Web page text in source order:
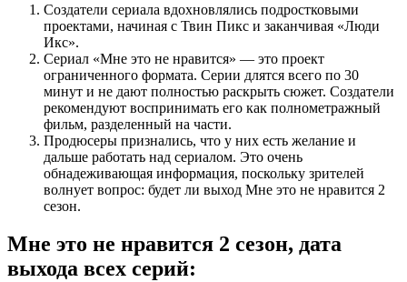
Создатели сериала вдохновлялись подростковыми
проектами, начиная с Твин Пикс и заканчивая «Люди
Икс».
Сериал «Мне это не нравится» — это проект
ограниченного формата. Серии длятся всего по 30
минут и не дают полностью раскрыть сюжет. Создатели
рекомендуют воспринимать его как полнометражный
фильм, разделенный на части.
Продюсеры признались, что у них есть желание и
дальше работать над сериалом. Это очень
обнадеживающая информация, поскольку зрителей
волнует вопрос: будет ли выход Мне это не нравится 2
сезон.
Мне это не нравится 2 сезон, дата
выхода всех серий: